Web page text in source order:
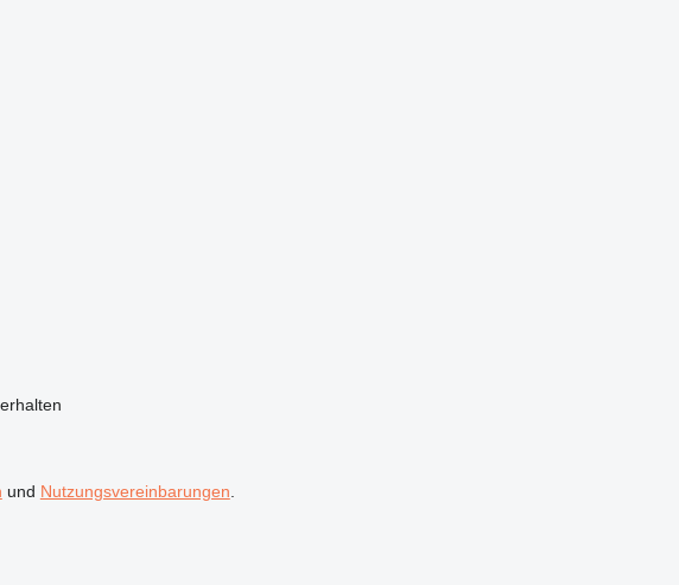
und Nutzungsvereinbarungen